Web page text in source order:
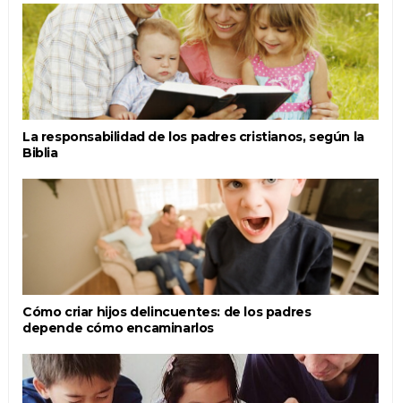
La responsabilidad de los padres cristianos, según la
Biblia
Cómo criar hijos delincuentes: de los padres
depende cómo encaminarlos